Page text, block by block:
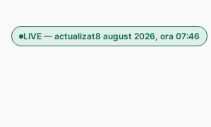
LIVE — actualizat8 august 2026, ora 07:46